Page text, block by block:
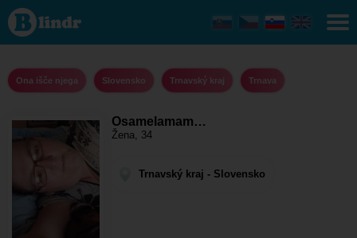
Osamelamaminka
- Ona išče njega
Trnavský kraj -
Trnava
Ona išče njega Slovensko Trnavský kraj Trnava
Osamelamam…
Žena, 34
Trnavský kraj - Slovensko